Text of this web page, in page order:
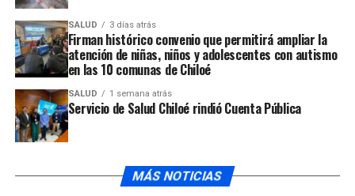
jet. There
are suivit
depuis.
paraissents
SALUD 3 días atrás
Firman histórico convenio que permitirá ampliar la
atención de niñas, niños y adolescentes con autismo
en las 10 comunas de Chiloé
SALUD 1 semana atrás
Servicio de Salud Chiloé rindió Cuenta Pública
MÁS NOTICIAS